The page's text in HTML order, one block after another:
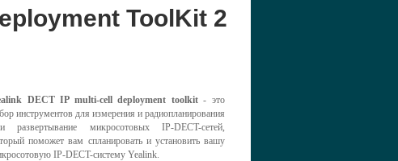
ToolKit 2
DECT IP multi-cell deployment toolkit- это
инструментов для измерения и радиопланирования
развертывание микросотовых IP-DECT-сетей,
поможет вам спланировать и установить вашу
IP-DECT-систему Yealink.